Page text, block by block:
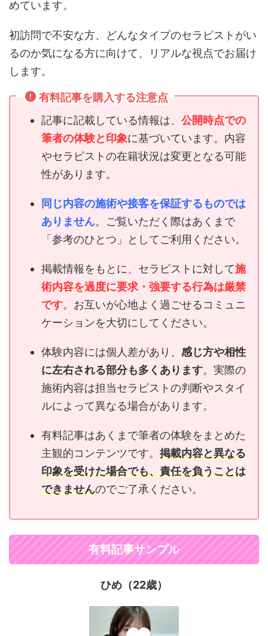
めています。
初訪問で不安な方、どんなタイプのセラピストがい
るのか気になる方に向けて、リアルな視点でお届け
します。
有料記事を購入する注意点
記事に記載している情報は、 公開時点での
筆者の体験と印象に基づいています。内容
やセラピストの在籍状況は変更となる可能
性があります。
同じ内容の施術や接客を保証するものでは
ありません。ご覧いただく際はあくまで
「参考のひとつ」としてご利用ください。
掲載情報をもとに、セラピストに対して施
術内容を過度に要求・強要する行為は厳禁
です。お互いが心地よく過ごせるコミュニ
ケーションを大切にしてください。
体験内容には個人差があり、 感じ方や相性
に左右される部分も多くあります。実際の
施術内容は担当セラピストの判断やスタイ
ルによって異なる場合があります。
有料記事はあくまで筆者の体験をまとめた
主観的コンテンツです。 掲載内容と異なる
印象を受けた場合でも、責任を負うことは
できませんのでご了承ください。
有料記事サンプル
ひめ（22歳）